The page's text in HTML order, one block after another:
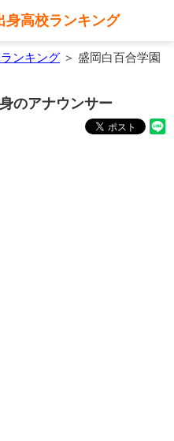
身高校ランキング
ンキング ＞ 盛岡白百合学園
のアナウンサー